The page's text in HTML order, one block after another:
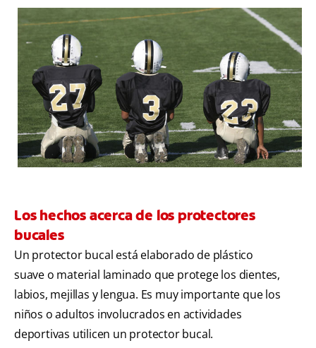
PARA PROFESIONALES
CUPONES
DONDE COMPRAR
MX (ES)
Los hechos acerca de los protectores
bucales
Un protector bucal está elaborado de plástico
suave o material laminado que protege los dientes,
labios, mejillas y lengua. Es muy importante que los
niños o adultos involucrados en actividades
deportivas utilicen un protector bucal.